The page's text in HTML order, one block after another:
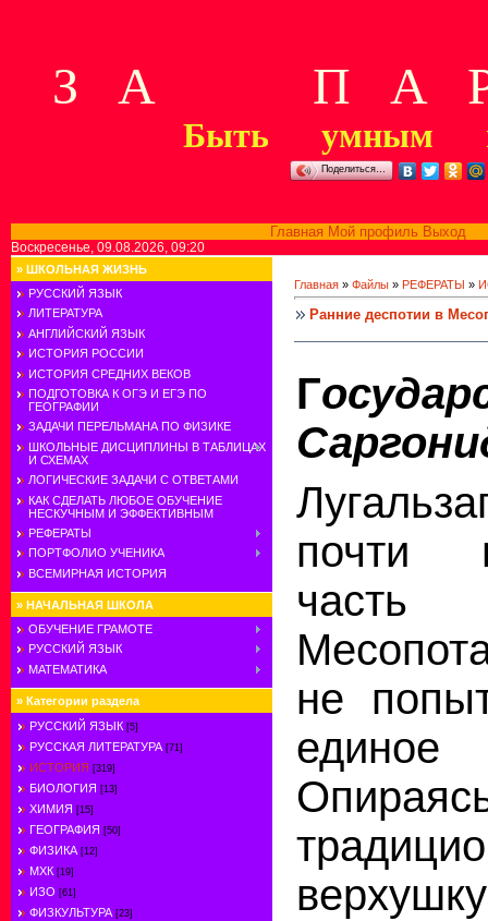
З А П А Р
Быть умным
Поделиться…
Главная Мой профиль Выход
Воскресенье, 09.08.2026, 09:20
» ШКОЛЬНАЯ ЖИЗНЬ
РУССКИЙ ЯЗЫК
ЛИТЕРАТУРА
АНГЛИЙСКИЙ ЯЗЫК
ИСТОРИЯ РОССИИ
ИСТОРИЯ СРЕДНИХ ВЕКОВ
ПОДГОТОВКА К ОГЭ И ЕГЭ ПО
ГЕОГРАФИИ
ЗАДАЧИ ПЕРЕЛЬМАНА ПО ФИЗИКЕ
ШКОЛЬНЫЕ ДИСЦИПЛИНЫ В ТАБЛИЦАХ
И СХЕМАХ
ЛОГИЧЕСКИЕ ЗАДАЧИ С ОТВЕТАМИ
КАК СДЕЛАТЬ ЛЮБОЕ ОБУЧЕНИЕ
НЕСКУЧНЫМ И ЭФФЕКТИВНЫМ
РЕФЕРАТЫ
ПОРТФОЛИО УЧЕНИКА
ВСЕМИРНАЯ ИСТОРИЯ
» НАЧАЛЬНАЯ ШКОЛА
ОБУЧЕНИЕ ГРАМОТЕ
РУССКИЙ ЯЗЫК
МАТЕМАТИКА
» Категории раздела
РУССКИЙ ЯЗЫК [5]
РУССКАЯ ЛИТЕРАТУРА [71]
ИСТОРИЯ [319]
БИОЛОГИЯ [13]
ХИМИЯ [15]
ГЕОГРАФИЯ [50]
ФИЗИКА [12]
МХК [19]
ИЗО [61]
ФИЗКУЛЬТУРА [23]
Главная » Файлы » РЕФЕРАТЫ »
Ранние деспотии в
Г
почти
не
единое